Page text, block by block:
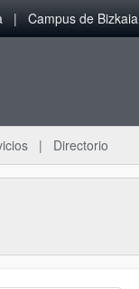
Campus de Bizkaia
Directorio